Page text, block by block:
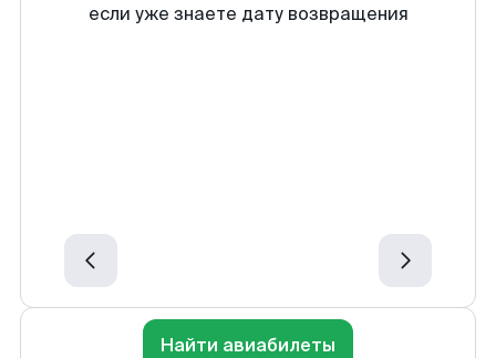
если уже знаете дату возвращения
Найти авиабилеты